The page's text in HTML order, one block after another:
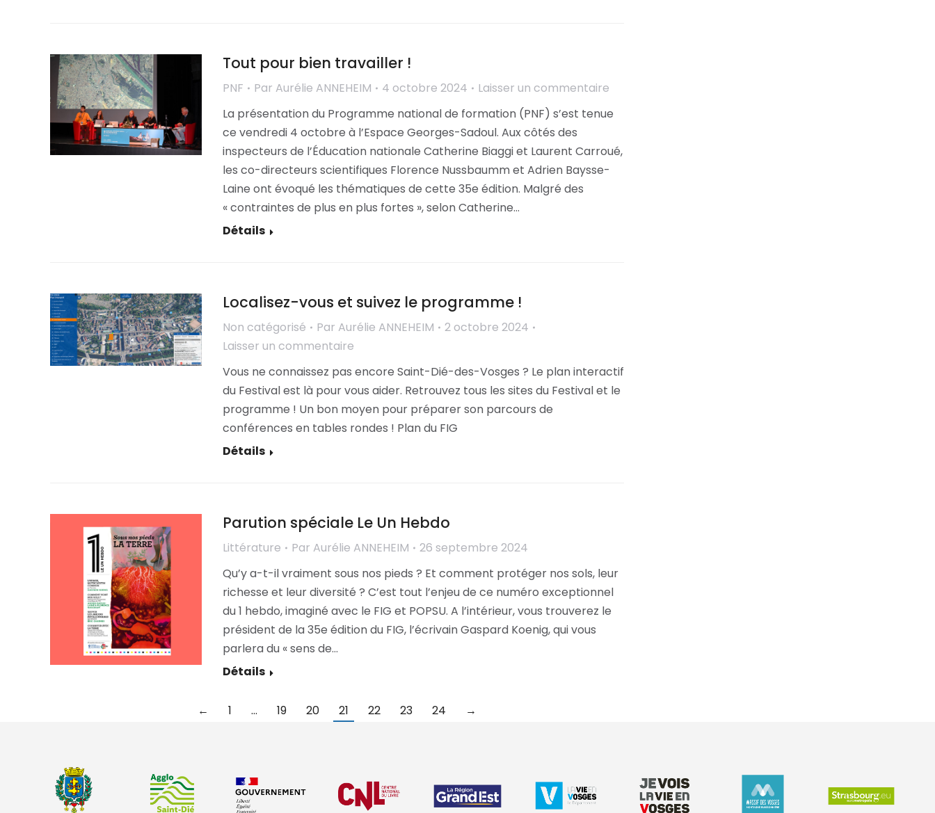
Tout pour bien travailler !
PNF Par Aurélie ANNEHEIM 4 octobre 2024
Laisser un commentaire
La présentation du Programme national de formation (PNF) s’est tenue
ce vendredi 4 octobre à l’Espace Georges-Sadoul. Aux côtés des
inspecteurs de l’Éducation nationale Catherine Biaggi et Laurent Carroué,
les co-directeurs scientifiques Florence Nussbaumm et Adrien Baysse-
Laine ont évoqué les thématiques de cette 35e édition. Malgré des
« contraintes de plus en plus fortes », selon Catherine…
Détails
Localisez-vous et suivez le programme !
Non catégorisé Par Aurélie ANNEHEIM
2 octobre 2024
Laisser un commentaire
Vous ne connaissez pas encore Saint-Dié-des-Vosges ? Le plan interactif
du Festival est là pour vous aider. Retrouvez tous les sites du Festival et le
programme ! Un bon moyen pour préparer son parcours de
conférences en tables rondes ! Plan du FIG
Détails
Parution spéciale Le Un Hebdo
Littérature Par Aurélie ANNEHEIM
26 septembre 2024
Qu’y a-t-il vraiment sous nos pieds ? Et comment protéger nos sols, leur
richesse et leur diversité ? C’est tout l’enjeu de ce numéro exceptionnel
du 1 hebdo, imaginé avec le FIG et POPSU. A l’intérieur, vous trouverez le
président de la 35e édition du FIG, l’écrivain Gaspard Koenig, qui vous
parlera du « sens de…
Détails
← 1 … 19 20 21 22 23 24 →